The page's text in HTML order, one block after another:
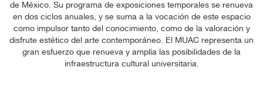
de México. Su programa de exposiciones temporales se renueva
en dos ciclos anuales, y se suma a la vocación de este espacio
como impulsor tanto del conocimiento, como de la valoración y
disfrute estético del arte contemporáneo. El MUAC representa un
gran esfuerzo que renueva y amplía las posibilidades de la
infraestructura cultural universitaria.